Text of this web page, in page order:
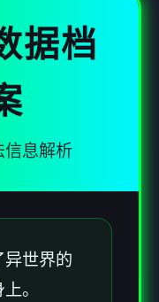
据档
信息解析
异世界的
。